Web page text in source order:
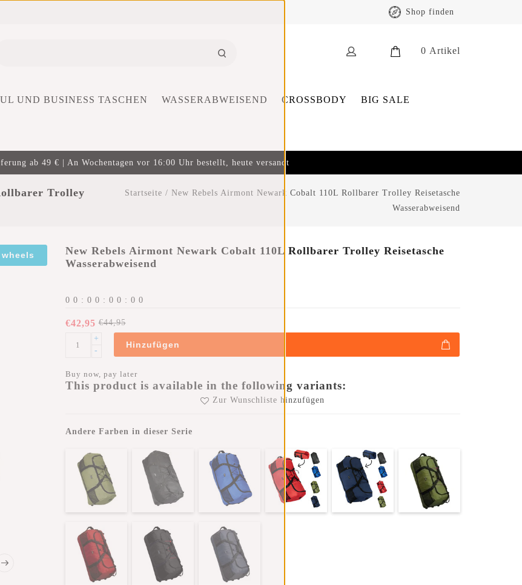
Shop finden
0 Artikel
UND BUSINESS TASCHEN WASSERABWEISEND CROSSBODY BIG SALE
ab 49 € | An Wochentagen vor 16:00 Uhr bestellt, heute versandt
Trolley
Startseite / New Rebels Airmont Newark Cobalt 110L Rollbarer Trolley Reisetasche
Wasserabweisend
New Rebels Airmont Newark Cobalt 110L Rollbarer Trolley Reisetasche
Wasserabweisend
0 0 : 0 0 : 0 0 : 0 0
€42,95 €44,95
+
-
Hinzufügen
Buy now, pay later
This product is available in the following variants:
Zur Wunschliste hinzufügen
Andere Farben in dieser Serie